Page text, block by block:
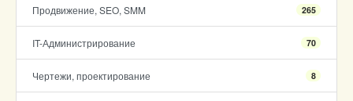
Продвижение, SEO, SMM 265
IT-Администрирование 70
Чертежи, проектирование 8